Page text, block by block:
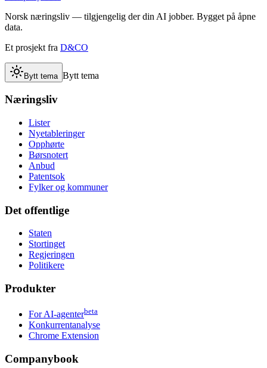
Norsk næringsliv — tilgjengelig der din AI jobber. Bygget på åpne
data.
Et prosjekt fra D&CO
Bytt tema Bytt tema
Næringsliv
Lister
Nyetableringer
Opphørte
Børsnotert
Anbud
Patentsok
Fylker og kommuner
Det offentlige
Staten
Stortinget
Regjeringen
Politikere
Produkter
For AI-agenterbeta
Konkurrentanalyse
Chrome Extension
Companybook